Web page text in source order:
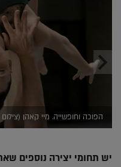
הפוכה וחופשייה. מיי קאהן
יש תחומי יצירה נוספים